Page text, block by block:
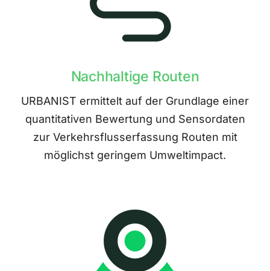
Nachhaltige Routen
URBANIST ermittelt auf der Grundlage einer
quantitativen Bewertung und Sensordaten
zur Verkehrsflusserfassung Routen mit
möglichst geringem Umweltimpact.